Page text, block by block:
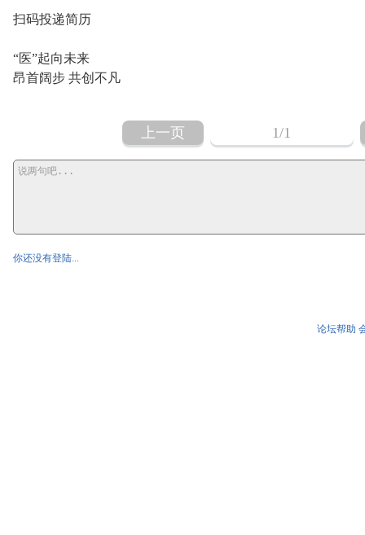
扫码投递简历
“医”起向未来
昂首阔步 共创不凡
上一页 1/1
你还没有登陆...
论坛帮助